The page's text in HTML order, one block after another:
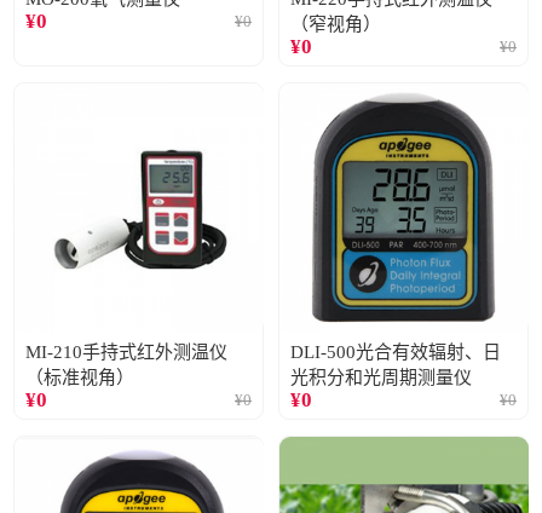
¥0 ¥0
（窄视角）
¥0 ¥0
MI-210手持式红外测温仪
（标准视角）
¥0 ¥0
DLI-500光合有效辐射、日
光积分和光周期测量仪
¥0 ¥0